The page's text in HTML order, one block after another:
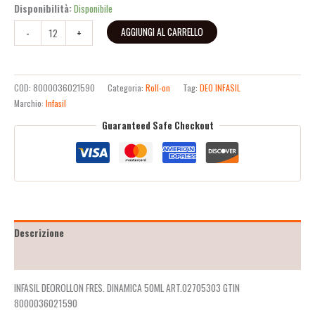
Disponibilità:Disponibile
-
+ AGGIUNGI AL CARRELLO
COD: 8000036021590 Categoria: Roll-on Tag: DEO INFASIL
Marchio: Infasil
Guaranteed Safe Checkout
Descrizione
INFASIL DEOROLLON FRES. DINAMICA 50ML ART.02705303 GTIN
8000036021590